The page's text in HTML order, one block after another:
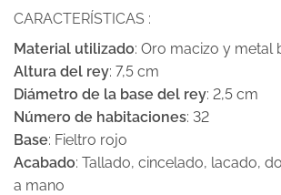
CARACTERÍSTICAS :
Material utilizado: Oro macizo y metal
Altura del rey: 7,5 cm
Diámetro de la base del rey: 2,5 cm
Número de habitaciones: 32
Base: Fieltro rojo
Acabado: Tallado, cincelado, lacado,
a mano